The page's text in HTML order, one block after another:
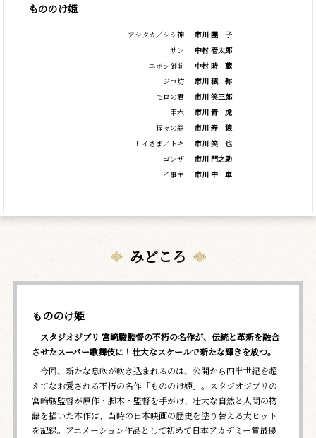
もののけ姫
アシタカ／シシ神
サン
エボシ御前
ジコ坊
モロの君
甲六
猩々の翁
ヒイさま／トキ
ゴンザ
乙事主
市川 團
子
中村 壱太郎
中村 時
蔵
市川 猿
弥
市川 笑三郎
市川 青
虎
市川 寿
猿
市川 笑
也
市川 門之助
市川 中 車
みどころ
もののけ姫
スタジオジブリ 宮﨑駿監督の不朽の名作が、伝統と革新を融合
させたスーパー歌舞伎に！壮大なスケールで新たな輝きを放つ――。
今回、新たな息吹が吹き込まれるのは、公開から四半世紀を超
えてなお愛される不朽の名作「もののけ姫」。スタジオジブリの
宮﨑駿監督が原作・脚本・監督を手がけ、壮大な自然と人間の物
語を描いた本作は、当時の日本映画の歴史を塗り替える大ヒット
を記録。アニメーション作品として初めて日本アカデミー賞最優